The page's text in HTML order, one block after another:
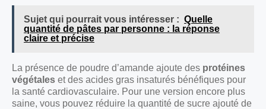
Sujet qui pourrait vous intéresser : Quelle
quantité de pâtes par personne : la réponse
claire et précise
La présence de poudre d’amande ajoute des protéines
végétales et des acides gras insaturés bénéfiques pour
la santé cardiovasculaire. Pour une version encore plus
saine, vous pouvez réduire la quantité de sucre ajouté de